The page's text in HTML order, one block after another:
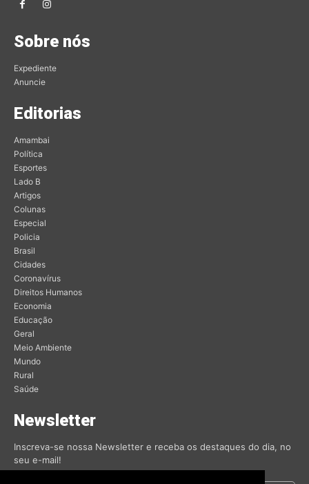
Sobre nós
Expediente
Anuncie
Editorias
Amambai
Política
Esportes
Lado B
Artigos
Colunas
Especial
Policia
Brasil
Cidades
Coronavírus
Direitos Humanos
Economia
Educação
Geral
Meio Ambiente
Mundo
Rural
Saúde
Newsletter
Inscreva-se nossa Newsletter e receba os destaques do dia, no
seu e-mail!